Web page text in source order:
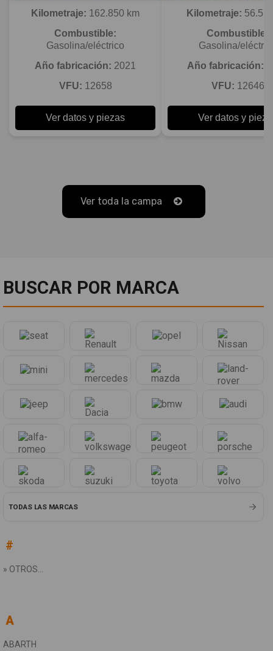
Kilometraje: 162.850 km
Combustible:
Gasolina/eléctrico
Año fabricación: 2021
VFU: 12658
Ver datos y piezas
Kilometraje:
Combustible:
Gasolina/
Año fabricación:
VFU: 12646
Ver datos y
Ver toda la campa
BUSCAR POR MARCA
Marcas
TODAS LAS MARCAS
#
» OTROS...
A
ABARTH